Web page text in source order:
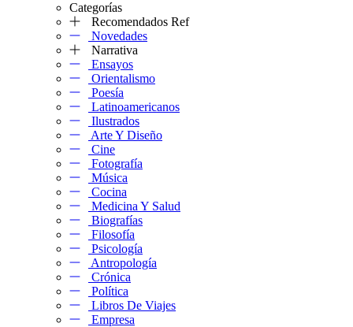
Categorías
Recomendados Ref
Novedades
Narrativa
Ensayos
Orientalismo
Poesía
Latinoamericanos
Ilustrados
Arte Y Diseño
Cine
Fotografía
Música
Cocina
Medicina Y Salud
Biografías
Filosofía
Psicología
Antropología
Crónica
Política
Libros De Viajes
Empresa